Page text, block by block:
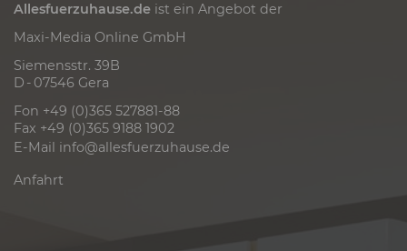
Allesfuerzuhause.de ist ein Angebot der
Maxi-Media Online GmbH
Siemensstr. 39B
D - 07546 Gera
Fon +49 (0)365 527881-88
Fax +49 (0)365 9188 1902
E-Mail info@allesfuerzuhause.de
Anfahrt